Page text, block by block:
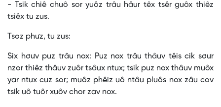
- Tsik chiê chuô sor yuôz trâu hâur têx tsêr guôx thiêz
tsiêx tu zus.
Tsoz phưz, tu zus:
Six hơưv puz trâu nox: Puz nox trâu thâuv têis cik sơưr
nzor thiêz thâuv zuôr tsâux ntux; tsik puz nox thâuv muôx
yar ntux cuz sor; muôz phêiz uô ntâu pluôs nox zâu cov
tsik uô tuôr xuôv chor zav nox.